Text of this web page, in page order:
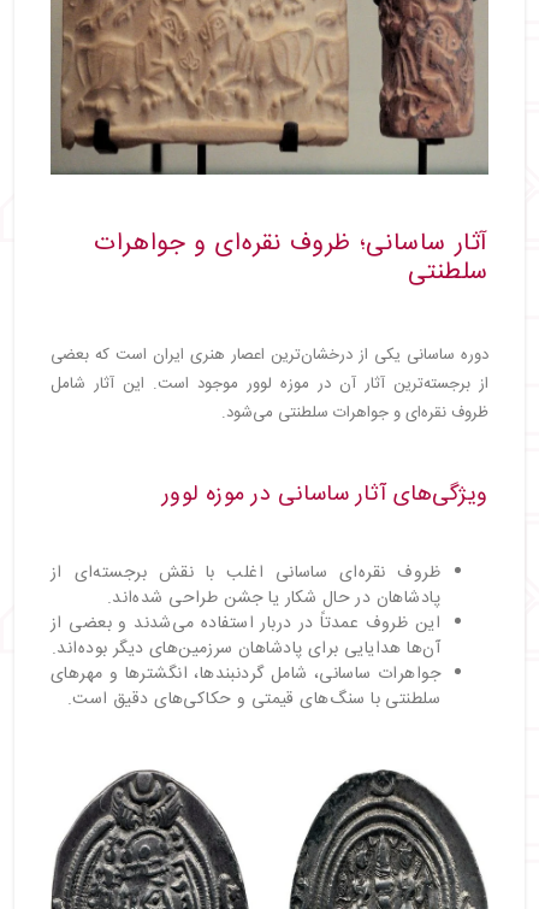
آثار ساسانی؛ ظروف نقره‌ای و جواهرات
سلطنتی
دوره ساسانی یکی از درخشان‌ترین اعصار هنری ایران است که بعضی
از برجسته‌ترین آثار آن در موزه لوور موجود است. این آثار شامل
ظروف نقره‌ای و جواهرات سلطنتی می‌شود.
ویژگی‌های آثار ساسانی در موزه لوور
ظروف نقره‌ای ساسانی اغلب با نقش برجسته‌ای از
پادشاهان در حال شکار یا جشن طراحی شده‌اند.
این ظروف عمدتاً در دربار استفاده می‌شدند و بعضی از
آن‌ها هدایایی برای پادشاهان سرزمین‌های دیگر بوده‌اند.
جواهرات ساسانی، شامل گردنبندها، انگشترها و مهرهای
سلطنتی با سنگ‌های قیمتی و حکاکی‌های دقیق است.